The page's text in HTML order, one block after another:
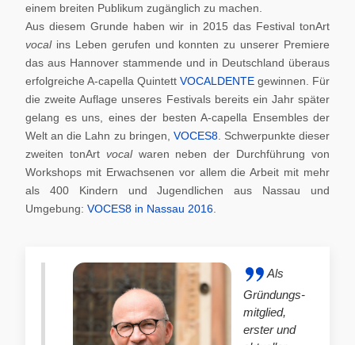
einem breiten Publikum zugänglich zu machen.
Aus diesem Grunde haben wir in 2015 das Festival tonArt
vocal ins Leben gerufen und konnten zu unserer Premiere
das aus Hannover stammende und in Deutschland überaus
erfolgreiche A-capella Quintett VOCALDENTE gewinnen. Für
die zweite Auflage unseres Festivals bereits ein Jahr später
gelang es uns, eines der besten A-capella Ensembles der
Welt an die Lahn zu bringen, VOCES8. Schwerpunkte dieser
zweiten tonArt vocalwaren neben der Durchführung von
Workshops mit Erwachsenen vor allem die Arbeit mit mehr
als 400 Kindern und Jugendlichen aus Nassau und
Umgebung: VOCES8 in Nassau 2016
Als
Gründungs-
mitglied,
erster und